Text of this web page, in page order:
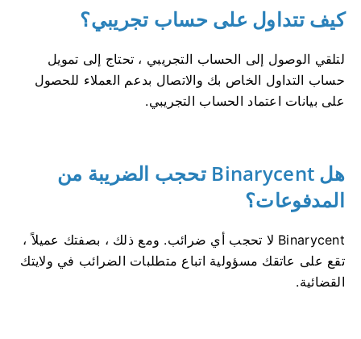
كيف تتداول على حساب تجريبي؟
لتلقي الوصول إلى الحساب التجريبي ، تحتاج إلى تمويل
حساب التداول الخاص بك والاتصال بدعم العملاء للحصول
على بيانات اعتماد الحساب التجريبي.
هل Binarycent تحجب الضريبة من
المدفوعات؟
Binarycent لا تحجب أي ضرائب.
ومع ذلك ، بصفتك عميلاً ،
تقع على عاتقك مسؤولية اتباع متطلبات الضرائب في ولايتك
القضائية.